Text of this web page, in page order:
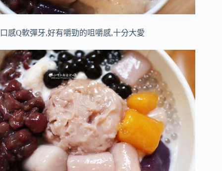
口感Q軟彈牙,好有嚼勁的咀嚼感,十分大愛